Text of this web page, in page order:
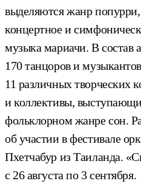
выделяются жанр попурри,
концертное и
музыка мариачи. В состав
170 танцоров и
11 различных творческих
и коллективы,
фольклорном жанре сон.
об участии в фестивале
Пхетчабур из Таиланда.
с 26 августа по 3 сентября.